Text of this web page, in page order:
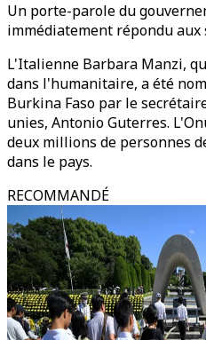
Un porte-parole du
immédiatement répondu
L'Italienne Barbara Manzi,
dans l'humanitaire, a été
Burkina Faso par le
unies, Antonio Guterres.
deux millions de personnes
dans le pays.
RECOMMANDÉ